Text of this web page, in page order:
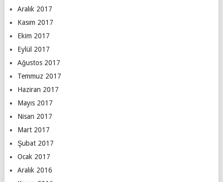
Aralık 2017
Kasım 2017
Ekim 2017
Eylül 2017
Ağustos 2017
Temmuz 2017
Haziran 2017
Mayıs 2017
Nisan 2017
Mart 2017
Şubat 2017
Ocak 2017
Aralık 2016